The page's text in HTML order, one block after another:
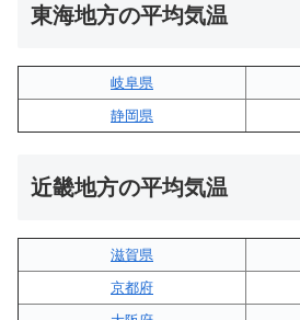
東海地方の平均気温
岐阜県
静岡県
近畿地方の平均気温
滋賀県
京都府